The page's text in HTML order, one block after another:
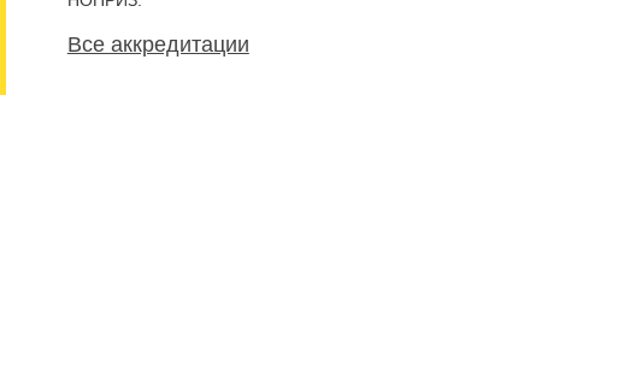
Все аккредитации